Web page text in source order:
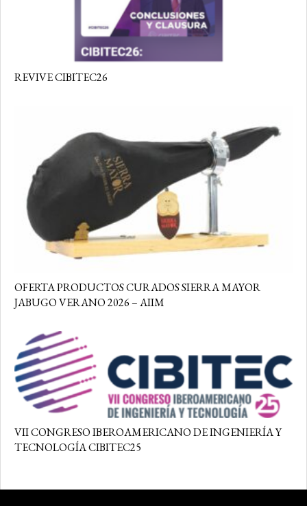
REVIVE CIBITEC26
OFERTA PRODUCTOS CURADOS SIERRA MAYOR
JABUGO VERANO 2026 – AIIM
VII CONGRESO IBEROAMERICANO DE INGENIERÍA Y
TECNOLOGÍA CIBITEC25